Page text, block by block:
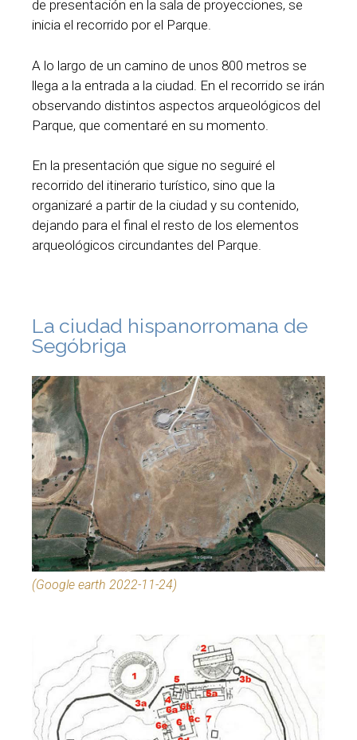
de presentación en la sala de proyecciones, se
inicia el recorrido por el Parque.
A lo largo de un camino de unos 800 metros se
llega a la entrada a la ciudad. En el recorrido se irán
observando distintos aspectos arqueológicos del
Parque, que comentaré en su momento.
En la presentación que sigue no seguiré el
recorrido del itinerario turístico, sino que la
organizaré a partir de la ciudad y su contenido,
dejando para el final el resto de los elementos
arqueológicos circundantes del Parque.
La ciudad hispanorromana de
Segóbriga
(Google earth 2022-11-24)